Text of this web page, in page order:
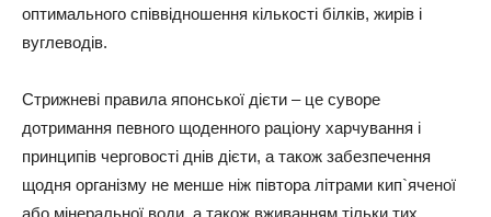
оптимального співвідношення кількості білків, жирів і
вуглеводів.
Стрижневі правила японської дієти – це суворе
дотримання певного щоденного раціону харчування і
принципів черговості днів дієти, а також забезпечення
щодня організму не менше ніж півтора літрами кип`яченої
або мінеральної води, а також вживанням тільки тих